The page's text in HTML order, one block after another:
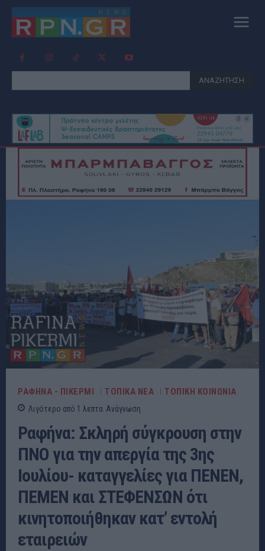
ΑΝΑΖΗΤΗΣΗ
ΡΑΦΗΝΑ - ΠΙΚΕΡΜΙ ΤΟΠΙΚΑ ΝΕΑ ΤΟΠΙΚΗ ΚΟΙΝΩΝΙΑ
Λιγότερο από 1 λεπτα Ανάγνωση
Ραφήνα: Σκληρή σύγκρουση στην
ΠΝΟ για την απεργία της 3ης
Ιουλίου- καταγγελίες για ΠΕΝΕΝ,
ΠΕΜΕΝ και ΣΤΕΦΕΝΣΩΝ ότι
κινητοποιήθηκαν κατ’ εντολή
εταιρειών